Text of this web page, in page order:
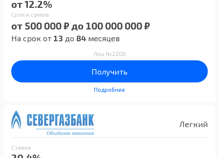
от 12.2%
Срок и сумма
от 500 000 ₽ до 100 000 000 ₽
На срок от 13 до 84 месяцев
Лиц №2208
Получить
Подробнее
Легкий
Ставка